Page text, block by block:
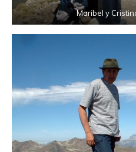
Maribel y